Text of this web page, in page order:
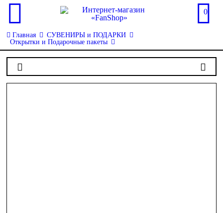
0
Главная
СУВЕНИРЫ и ПОДАРКИ
Открытки и Подарочные пакеты